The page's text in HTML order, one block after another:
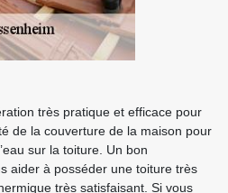
très pratique et efficace pour
de la couverture de la maison pour
sur la toiture. Un bon
aider à posséder une toiture très
très satisfaisant. Si vous